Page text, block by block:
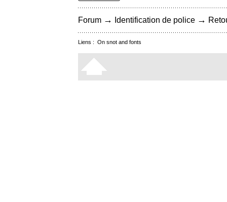
Forum → Identification de police →
Liens : On snot and fonts